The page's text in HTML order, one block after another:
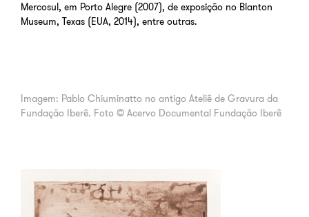
Mercosul, em Porto Alegre (2007), de exposição no Blanton
Museum, Texas (EUA, 2014), entre outras.
Imagem: Pablo Chiuminatto no antigo Ateliê de Gravura da
Fundação Iberê. Foto © Acervo Documental Fundação Iberê